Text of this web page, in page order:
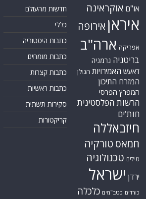
או"ם אוקראינה
איראן אירופה
אפריקה ארה"ב
בריטניה גרמניה
דאעש האמירויות הגולן
המזרח התיכון
המפרץ הפרסי
הרשות הפלסטינית
חות'ים
חיזבאללה
חמאס טורקיה
טילים טכנולוגיה
ירדן ישראל
כורדים כטב"מים כלכלה
חדשות מהעולם
כללי
כתבות היסטוריה
כתבות מומחים
כתבות קצרות
כתבות ראשיות
סקירות תשתית
קריקטורות